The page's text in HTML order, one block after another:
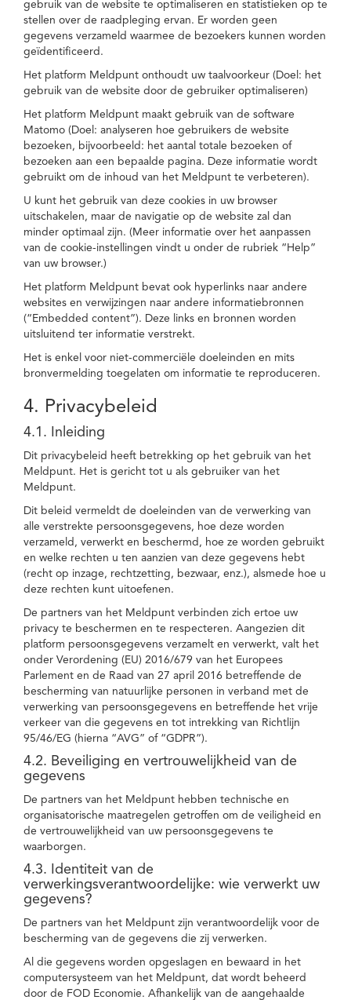
gebruik van de website te optimaliseren en statistieken op te
stellen over de raadpleging ervan. Er worden geen
gegevens verzameld waarmee de bezoekers kunnen worden
geïdentificeerd.
Het platform Meldpunt onthoudt uw taalvoorkeur (Doel: het
gebruik van de website door de gebruiker optimaliseren)
Het platform Meldpunt maakt gebruik van de software
Matomo (Doel: analyseren hoe gebruikers de website
bezoeken, bijvoorbeeld: het aantal totale bezoeken of
bezoeken aan een bepaalde pagina. Deze informatie wordt
gebruikt om de inhoud van het Meldpunt te verbeteren).
U kunt het gebruik van deze cookies in uw browser
uitschakelen, maar de navigatie op de website zal dan
minder optimaal zijn. (Meer informatie over het aanpassen
van de cookie-instellingen vindt u onder de rubriek “Help”
van uw browser.)
Het platform Meldpunt bevat ook hyperlinks naar andere
websites en verwijzingen naar andere informatiebronnen
(“Embedded content”). Deze links en bronnen worden
uitsluitend ter informatie verstrekt.
Het is enkel voor niet-commerciële doeleinden en mits
bronvermelding toegelaten om informatie te reproduceren.
4. Privacybeleid
4.1. Inleiding
Dit privacybeleid heeft betrekking op het gebruik van het
Meldpunt. Het is gericht tot u als gebruiker van het
Meldpunt.
Dit beleid vermeldt de doeleinden van de verwerking van
alle verstrekte persoonsgegevens, hoe deze worden
verzameld, verwerkt en beschermd, hoe ze worden gebruikt
en welke rechten u ten aanzien van deze gegevens hebt
(recht op inzage, rechtzetting, bezwaar, enz.), alsmede hoe u
deze rechten kunt uitoefenen.
De partners van het Meldpunt verbinden zich ertoe uw
privacy te beschermen en te respecteren. Aangezien dit
platform persoonsgegevens verzamelt en verwerkt, valt het
onder Verordening (EU) 2016/679 van het Europees
Parlement en de Raad van 27 april 2016 betreffende de
bescherming van natuurlijke personen in verband met de
verwerking van persoonsgegevens en betreffende het vrije
verkeer van die gegevens en tot intrekking van Richtlijn
95/46/EG (hierna “AVG” of “GDPR”).
4.2. Beveiliging en vertrouwelijkheid van de
gegevens
De partners van het Meldpunt hebben technische en
organisatorische maatregelen getroffen om de veiligheid en
de vertrouwelijkheid van uw persoonsgegevens te
waarborgen.
4.3. Identiteit van de
verwerkingsverantwoordelijke: wie verwerkt uw
gegevens?
De partners van het Meldpunt zijn verantwoordelijk voor de
bescherming van de gegevens die zij verwerken.
Al die gegevens worden opgeslagen en bewaard in het
computersysteem van het Meldpunt, dat wordt beheerd
door de FOD Economie. Afhankelijk van de aangehaalde